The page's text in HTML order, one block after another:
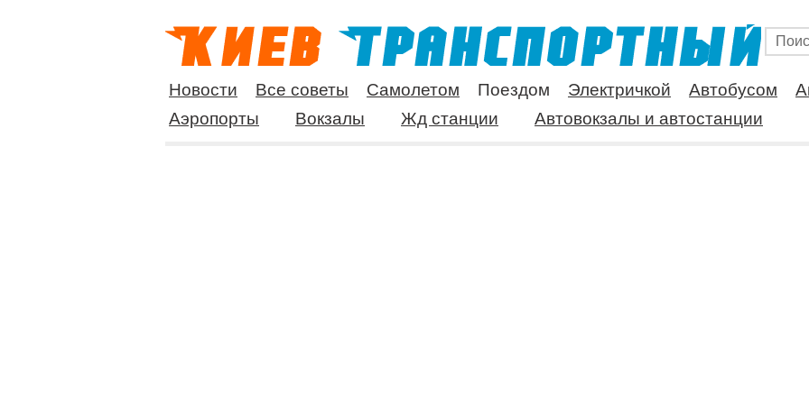
Новости Все советы Самолетом Поездом Электричкой Автобусом
Аэропорты
Вокзалы Жд станции Автовокзалы и автостанции